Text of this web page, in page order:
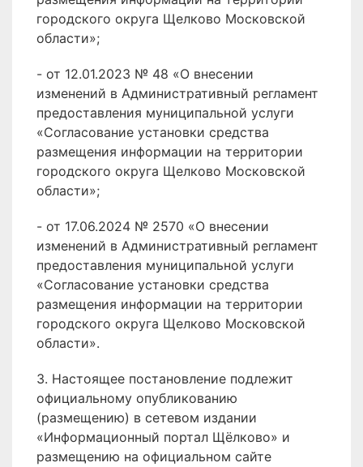
городского округа Щелково Московской
области»;
- от 12.01.2023 № 48 «О внесении
изменений в Административный регламент
предоставления муниципальной услуги
«Согласование установки средства
размещения информации на территории
городского округа Щелково Московской
области»;
- от 17.06.2024 № 2570 «О внесении
изменений в Административный регламент
предоставления муниципальной услуги
«Согласование установки средства
размещения информации на территории
городского округа Щелково Московской
области».
3. Настоящее постановление подлежит
официальному опубликованию
(размещению) в сетевом издании
«Информационный портал Щёлково» и
размещению на официальном сайте